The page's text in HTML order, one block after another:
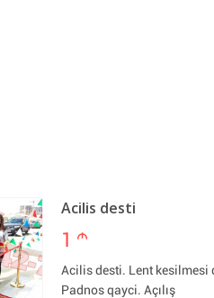
Acilis desti
1 m
Acilis desti. Lent kesilmesi
Padnos qayci. Açılış